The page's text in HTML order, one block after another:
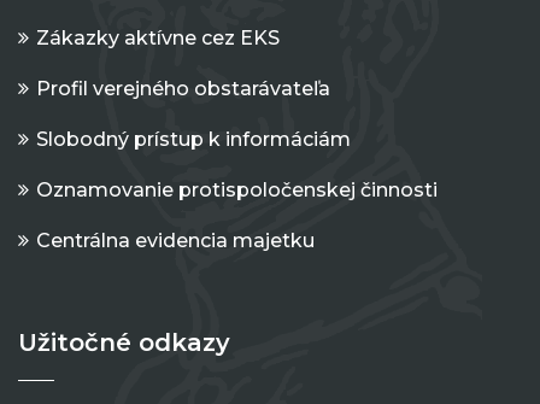
Zákazky aktívne cez EKS
Profil verejného obstarávateľa
Slobodný prístup k informáciám
Oznamovanie protispoločenskej činnosti
Centrálna evidencia majetku
Užitočné odkazy